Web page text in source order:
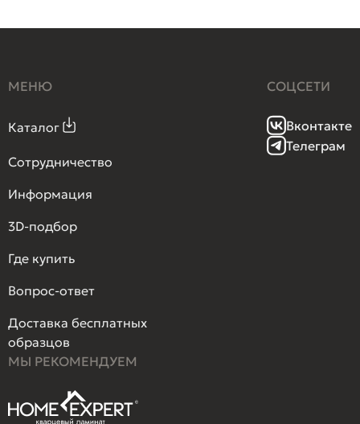
МЕНЮ
Каталог
Сотрудничество
Информация
3D-подбор
Где купить
Вопрос-ответ
Доставка бесплатных
образцов
СОЦСЕТИ
Вконтакте
Телеграм
МЫ РЕКОМЕНДУЕМ